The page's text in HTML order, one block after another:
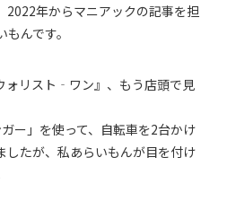
2022年からマニアックの記事を担
んです。
ォリスト‐ワン』、もう店頭で見
ー」を使って、自転車を2台かけ
したが、私あらいもんが目を付け